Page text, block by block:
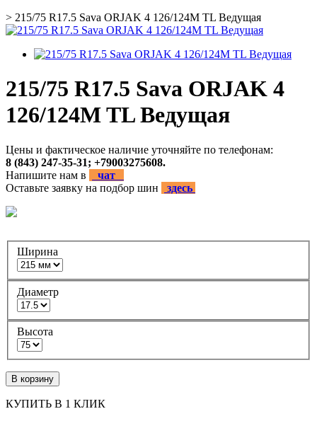
> 215/75 R17.5 Sava ORJAK 4 126/124M TL Ведущая
215/75 R17.5 Sava ORJAK 4
126/124M TL Ведущая
Цены и фактическое наличие уточняйте по телефонам:
8 (843) 247-35-31; +79003275608.
Напишите нам в
чат
Оставьте заявку на подбор шин
здесь
Ширина
Диаметр
Высота
В корзину
КУПИТЬ В 1 КЛИК